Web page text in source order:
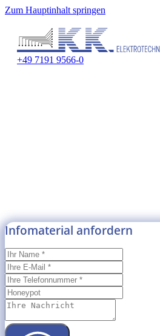
Zum Hauptinhalt springen
+49 7191 9566-0
Infomaterial anfordern